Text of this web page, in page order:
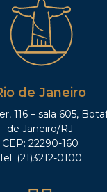
de Janeiro
116 – sala 605,
de Janeiro/RJ
CEP: 22290-160
(21)3212-0100